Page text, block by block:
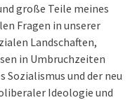
große Teile meines
Fragen in unserer
Landschaften,
in Umbruchzeiten
Sozialismus und der neu
Ideologie und